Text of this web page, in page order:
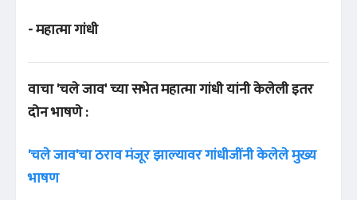
- महात्मा गांधी
वाचा 'चले जाव' च्या सभेत महात्मा गांधी यांनी केलेली इतर
दोन भाषणे :
'चले जाव'चा ठराव मंजूर झाल्यावर गांधीजींनी केलेले मुख्य
भाषण